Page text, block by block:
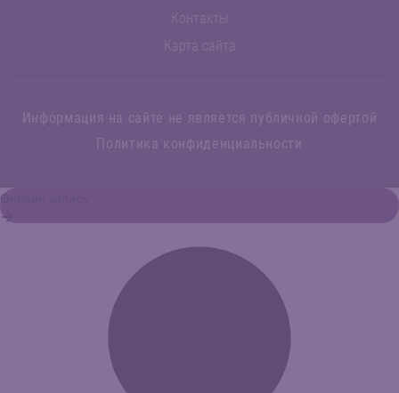
Контакты
Карта сайта
Информация на сайте не является публичной офертой
Политика конфиденциальности